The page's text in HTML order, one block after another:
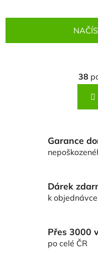
38
Garance
Dárek
k
Přes 3000
po celé ČR